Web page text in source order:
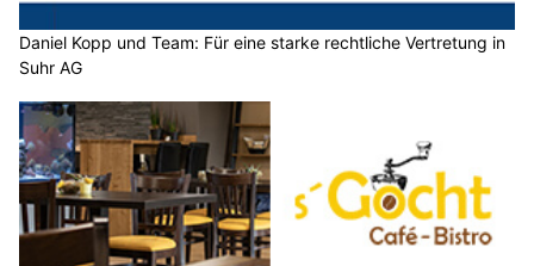
Daniel Kopp und Team: Für eine starke rechtliche Vertretung in
Suhr AG